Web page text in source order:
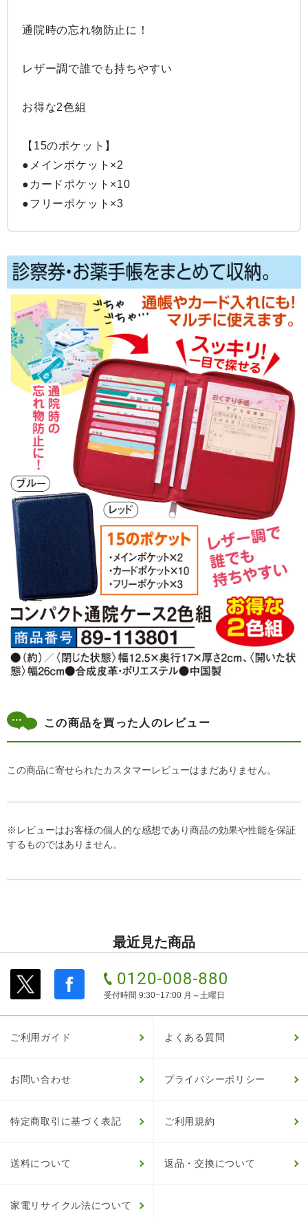
通院時の忘れ物防止に！
レザー調で誰でも持ちやすい
お得な2色組
【15のポケット】
●メインポケット×2
●カードポケット×10
●フリーポケット×3
この商品を買った人のレビュー
この商品に寄せられたカスタマーレビューはまだありません。
※レビューはお客様の個人的な感想であり商品の効果や性能を保証
するものではありません。
最近見た商品
受付時間 9:30~17:00 月～土曜日
ご利用ガイド よくある質問
お問い合わせ プライバシーポリシー
特定商取引に基づく表記 ご利用規約
送料について 返品・交換について
家電リサイクル法について